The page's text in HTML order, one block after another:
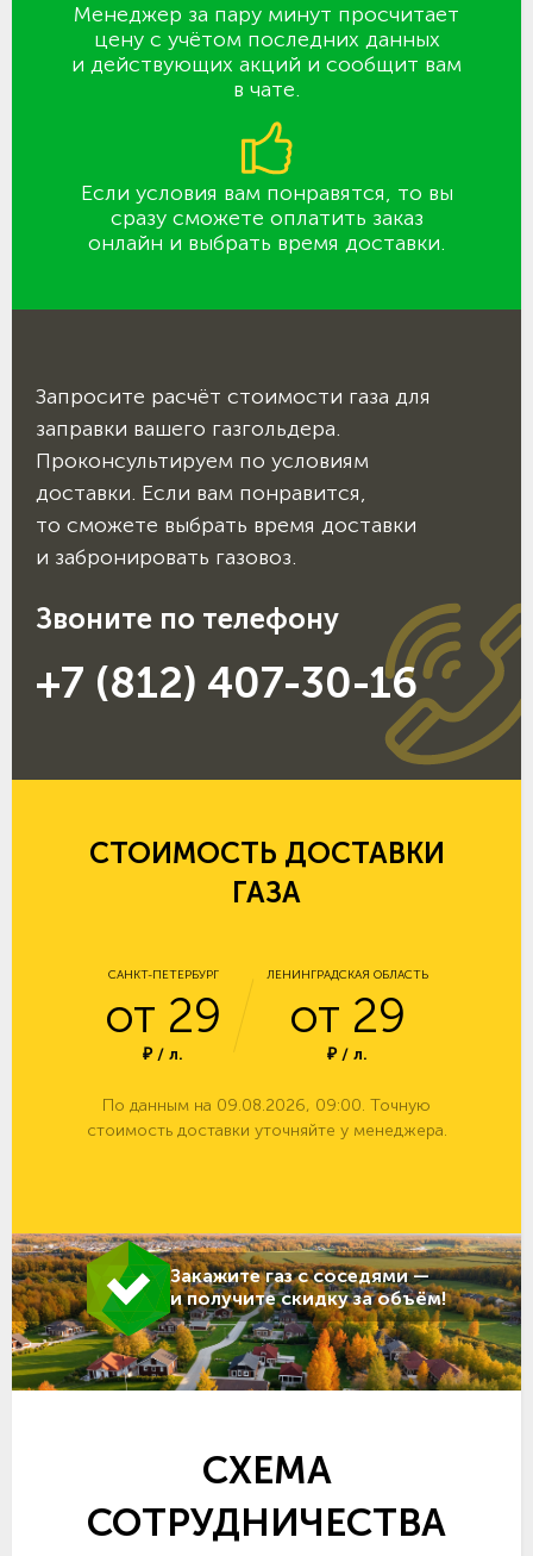
Менеджер за пару минут просчитает
цену с учётом последних данных
и действующих акций и сообщит вам
в чате.
Если условия вам понравятся, то вы
сразу сможете оплатить заказ
онлайн и выбрать время доставки.
Запросите расчёт стоимости газа для
заправки вашего газгольдера.
Проконсультируем по условиям
доставки. Если вам понравится,
то сможете выбрать время доставки
и забронировать газовоз.
Звоните по телефону
+7 (812) 407-30-16
СТОИМОСТЬ ДОСТАВКИ
ГАЗА
САНКТ-ПЕТЕРБУРГ
от 29
₽ / л.
ЛЕНИНГРАДСКАЯ ОБЛАСТЬ
от 29
₽ / л.
По данным на 09.08.2026, 09:00. Точную
стоимость доставки уточняйте у менеджера.
Закажите газ с соседями —
и получите скидку за объём!
СХЕМА
СОТРУДНИЧЕСТВА